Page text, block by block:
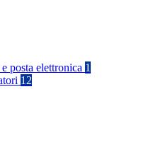
posta elettronica 1
12